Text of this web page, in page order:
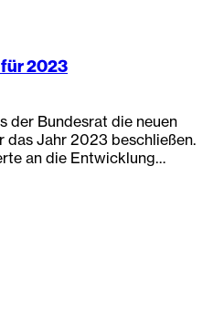
2023
der Bundesrat die neuen
das Jahr 2023 beschließen.
an die Entwicklung…